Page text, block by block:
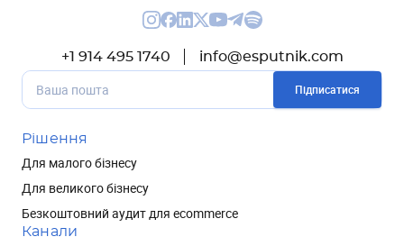
+1 914 495 1740 info@esputnik.com
Підписатися
Рішення
Для малого бізнесу
Для великого бізнесу
Безкоштовний аудит для ecommerce
Канали